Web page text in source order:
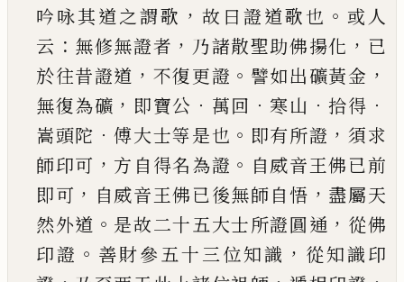
吟咏其道之謂歌 ， 故曰證道歌也 。 或人
云 ： 無修無證者 ， 乃諸散聖助佛揚化 ， 已
於往昔證道 ， 不復更證 。 譬如出礦黃金 ，
無復為礦 ， 即寶公 ． 萬回 ． 寒山 ．拾得 ．
嵩頭陀 ．傅大士等是也 。 即有所證 ， 須求
師印可 ， 方自得名為證 。 自威音王佛已前
即可 ， 自威音王佛已後無師自悟 ， 盡屬天
然外道 。 是故二十五大士所證圓通 ， 從佛
印證 。 善財參五十三位知識 ， 從知識印